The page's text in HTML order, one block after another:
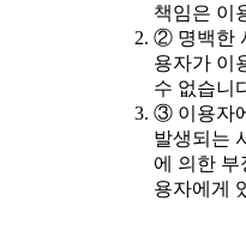
책임은 이
② 명백한
용자가 이
수 없습니
③ 이용자
발생되는
에 의한 부
용자에게